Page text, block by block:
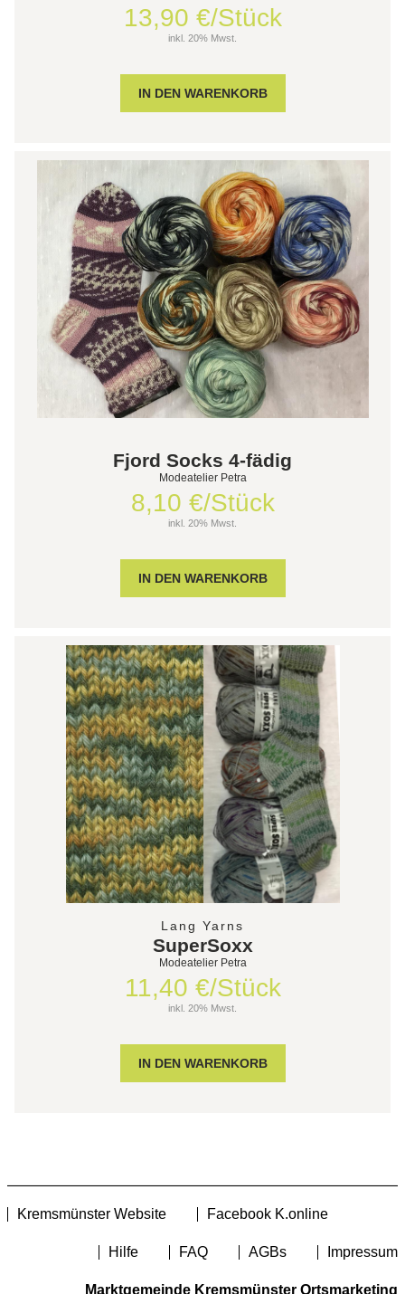
13,90 €/Stück
inkl. 20% Mwst.
Fjord Socks 4-fädig
Modeatelier Petra
8,10 €/Stück
inkl. 20% Mwst.
Lang Yarns
SuperSoxx
Modeatelier Petra
11,40 €/Stück
inkl. 20% Mwst.
Kremsmünster Website Facebook K.online
Hilfe FAQ AGBs Impressum
Marktgemeinde Kremsmünster Ortsmarketing